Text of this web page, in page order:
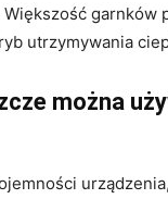
Większość garnków
utrzymywania
można